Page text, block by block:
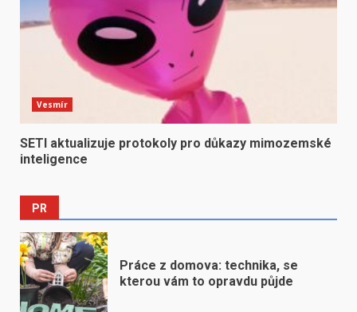
Vesmír
SETI aktualizuje protokoly pro důkazy mimozemské
inteligence
PR
Práce z domova: technika, se
kterou vám to opravdu půjde